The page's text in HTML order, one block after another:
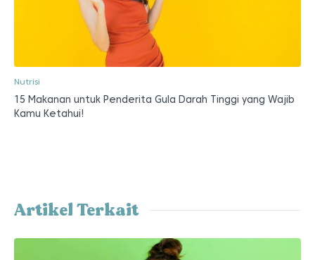
Nutrisi
15 Makanan untuk Penderita Gula Darah Tinggi yang Wajib
Kamu Ketahui!
Artikel Terkait